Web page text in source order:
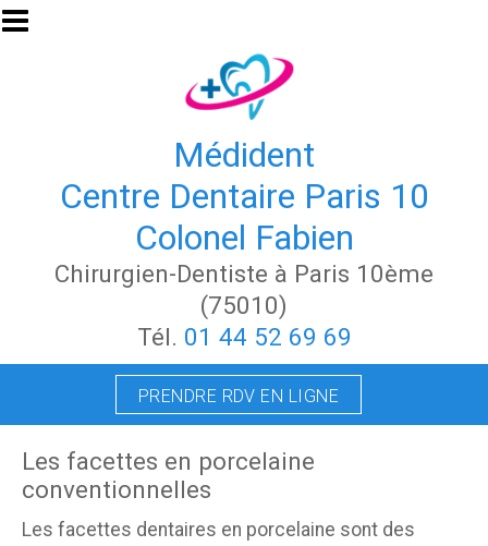
Aller au contenu principal
Médident
Centre Dentaire Paris 10
Colonel Fabien
Chirurgien-Dentiste à Paris 10ème
(75010)
Tél. 01 44 52 69 69
PRENDRE RDV EN LIGNE
Les facettes en porcelaine
conventionnelles
Les facettes dentaires en porcelaine sont des